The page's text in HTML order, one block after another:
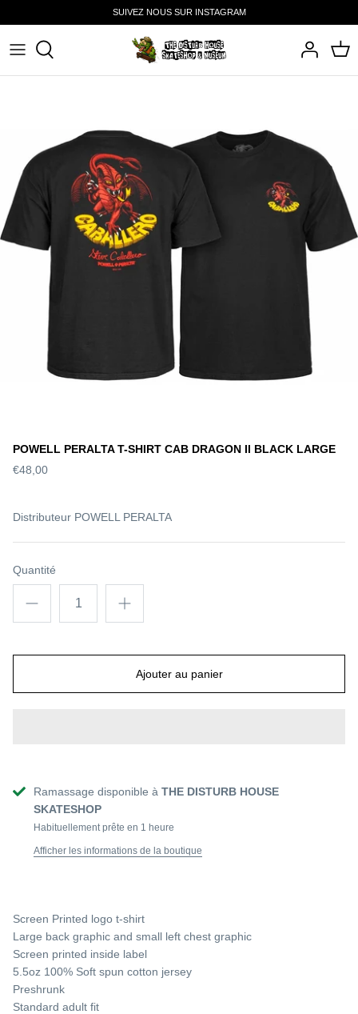
au
contenu
SUIVEZ NOUS SUR INSTAGRAM
POWELL PERALTA T-SHIRT CAB DRAGON II BLACK LARGE
€48,00
Distributeur POWELL PERALTA
Quantité
Ajouter au panier
Ramassage disponible à THE DISTURB HOUSE
SKATESHOP
Habituellement prête en 1 heure
Afficher les informations de la boutique
Screen Printed logo t-shirt
Large back graphic and small left chest graphic
Screen printed inside label
5.5oz 100% Soft spun cotton jersey
Preshrunk
Standard adult fit